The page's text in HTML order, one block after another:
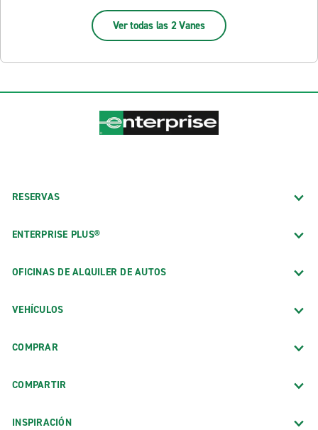
Ver todas las 2 Vanes
RESERVAS
ENTERPRISE PLUS®
OFICINAS DE ALQUILER DE AUTOS
VEHÍCULOS
COMPRAR
COMPARTIR
INSPIRACIÓN